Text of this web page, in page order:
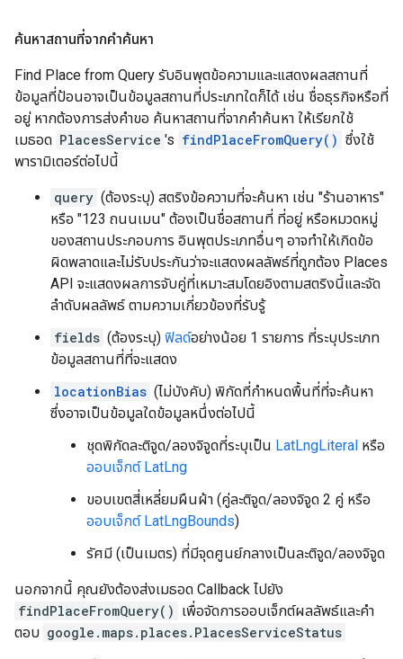
ค้นหาสถานที่จากคำค้นหา
Find Place from Query รับอินพุตข้อความและแสดงผลสถานที่
ข้อมูลที่ป้อนอาจเป็นข้อมูลสถานที่ประเภทใดก็ได้ เช่น ชื่อธุรกิจหรือที่
อยู่ หากต้องการส่งคำขอ ค้นหาสถานที่จากคำค้นหา ให้เรียกใช้
เมธอด PlacesService 's findPlaceFromQuery() ซึ่งใช้
พารามิเตอร์ต่อไปนี้
query (ต้องระบุ) สตริงข้อความที่จะค้นหา เช่น "ร้านอาหาร"
หรือ "123 ถนนเมน" ต้องเป็นชื่อสถานที่ ที่อยู่ หรือหมวดหมู่
ของสถานประกอบการ อินพุตประเภทอื่นๆ อาจทำให้เกิดข้อ
ผิดพลาดและไม่รับประกันว่าจะแสดงผลลัพธ์ที่ถูกต้อง Places
API จะแสดงผลการจับคู่ที่เหมาะสมโดยอิงตามสตริงนี้และจัด
ลำดับผลลัพธ์ ตามความเกี่ยวข้องที่รับรู้
fields (ต้องระบุ) ฟิลด์อย่างน้อย 1 รายการ ที่ระบุประเภท
ข้อมูลสถานที่ที่จะแสดง
locationBias (ไม่บังคับ) พิกัดที่กำหนดพื้นที่ที่จะค้นหา
ซึ่งอาจเป็นข้อมูลใดข้อมูลหนึ่งต่อไปนี้
ชุดพิกัดละติจูด/ลองจิจูดที่ระบุเป็น LatLngLiteral หรือ
ออบเจ็กต์ LatLng
ขอบเขตสี่เหลี่ยมผืนผ้า (คู่ละติจูด/ลองจิจูด 2 คู่ หรือ
ออบเจ็กต์ LatLngBounds)
รัศมี (เป็นเมตร) ที่มีจุดศูนย์กลางเป็นละติจูด/ลองจิจูด
นอกจากนี้ คุณยังต้องส่งเมธอด Callback ไปยัง
findPlaceFromQuery() เพื่อจัดการออบเจ็กต์ผลลัพธ์และคำ
ตอบ google.maps.places.PlacesServiceStatus